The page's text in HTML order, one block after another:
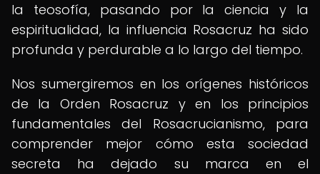
la teosofía, pasando por la ciencia y la
espiritualidad, la influencia Rosacruz ha sido
profunda y perdurable a lo largo del tiempo.
Nos sumergiremos en los orígenes históricos
de la Orden Rosacruz y en los principios
fundamentales del Rosacrucianismo, para
comprender mejor cómo esta sociedad
secreta ha dejado su marca en el